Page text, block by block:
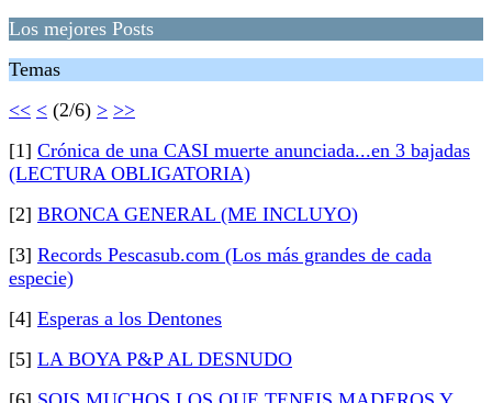
Los mejores Posts
Temas
<< < (2/6) > >>
[1] Crónica de una CASI muerte anunciada...en 3 bajadas
(LECTURA OBLIGATORIA)
[2] BRONCA GENERAL (ME INCLUYO)
[3] Records Pescasub.com (Los más grandes de cada
especie)
[4] Esperas a los Dentones
[5] LA BOYA P&P AL DESNUDO